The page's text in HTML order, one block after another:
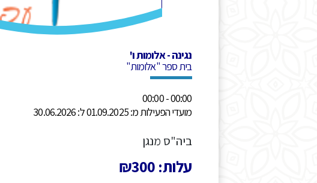
נגינה - אלומות ו'
בית ספר "אלומות"
00:00 - 00:00
מועדי הפעילות מ: 01.09.2025 ל: 30.06.2026
ביה"ס מנגן
עלות: ₪300